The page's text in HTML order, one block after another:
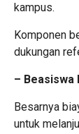
kampus.
Komponen
dukungan
– Beasiswa
Besarnya
untuk